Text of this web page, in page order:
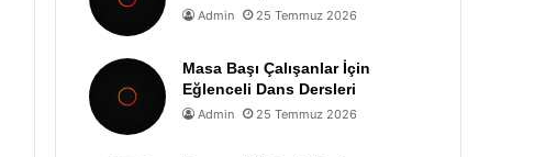
Admin 25 Temmuz 2026
Masa Başı Çalışanlar İçin
Eğlenceli Dans Dersleri
Admin 25 Temmuz 2026